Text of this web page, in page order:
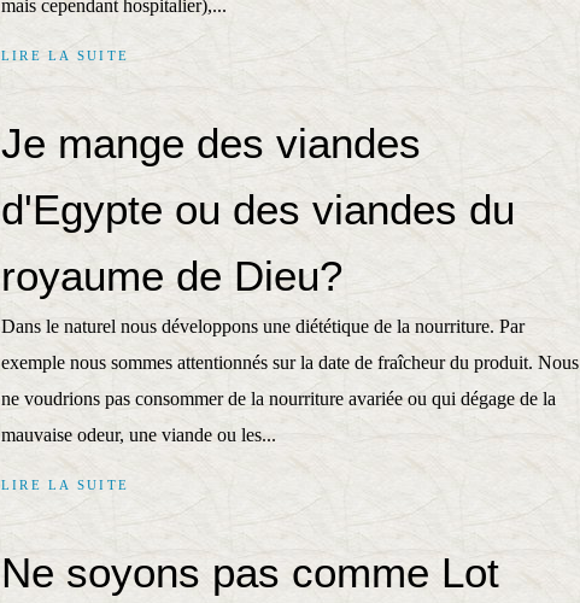
mais cependant hospitalier),...
LIRE LA SUITE
Je mange des viandes
d'Egypte ou des viandes du
royaume de Dieu?
Dans le naturel nous développons une diététique de la nourriture. Par
exemple nous sommes attentionnés sur la date de fraîcheur du produit. Nous
ne voudrions pas consommer de la nourriture avariée ou qui dégage de la
mauvaise odeur, une viande ou les...
LIRE LA SUITE
Ne soyons pas comme Lot